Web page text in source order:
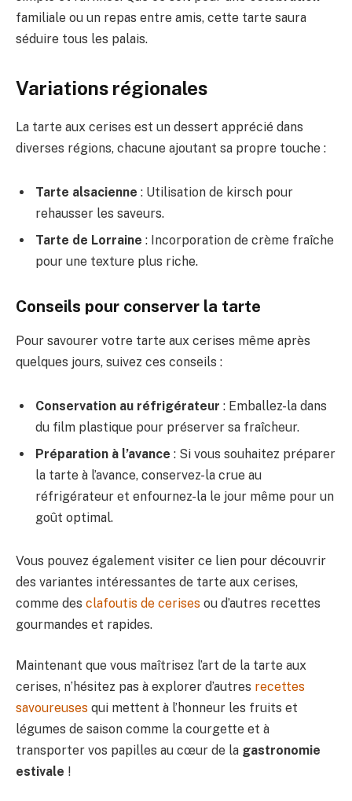
familiale ou un repas entre amis, cette tarte saura
séduire tous les palais.
Variations régionales
La tarte aux cerises est un dessert apprécié dans
diverses régions, chacune ajoutant sa propre touche :
Tarte alsacienne : Utilisation de kirsch pour
rehausser les saveurs.
Tarte de Lorraine : Incorporation de crème fraîche
pour une texture plus riche.
Conseils pour conserver la tarte
Pour savourer votre tarte aux cerises même après
quelques jours, suivez ces conseils :
Conservation au réfrigérateur : Emballez-la dans
du film plastique pour préserver sa fraîcheur.
Préparation à l’avance : Si vous souhaitez préparer
la tarte à l’avance, conservez-la crue au
réfrigérateur et enfournez-la le jour même pour un
goût optimal.
Vous pouvez également visiter ce lien pour découvrir
des variantes intéressantes de tarte aux cerises,
comme des clafoutis de cerises ou d’autres recettes
gourmandes et rapides.
Maintenant que vous maîtrisez l’art de la tarte aux
cerises, n’hésitez pas à explorer d’autres recettes
savoureuses qui mettent à l’honneur les fruits et
légumes de saison comme la courgette et à
transporter vos papilles au cœur de la gastronomie
estivale !